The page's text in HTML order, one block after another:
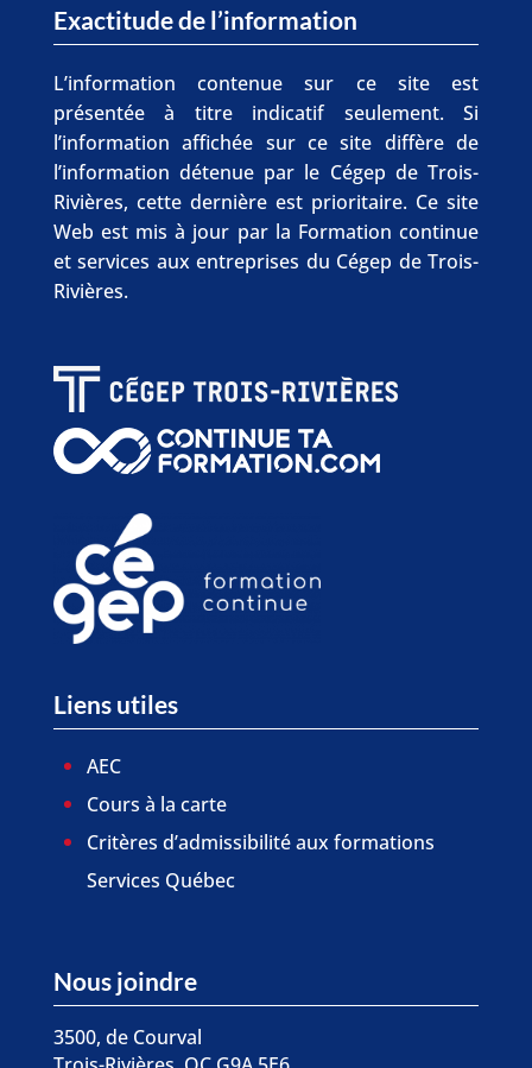
Exactitude de l’information
L’information contenue sur ce site est
présentée à titre indicatif seulement. Si
l’information affichée sur ce site diffère de
l’information détenue par le Cégep de Trois-
Rivières, cette dernière est prioritaire. Ce site
Web est mis à jour par la Formation continue
et services aux entreprises du Cégep de Trois-
Rivières.
Liens utiles
AEC
Cours à la carte
Critères d’admissibilité aux formations
Services Québec
Nous joindre
3500, de Courval